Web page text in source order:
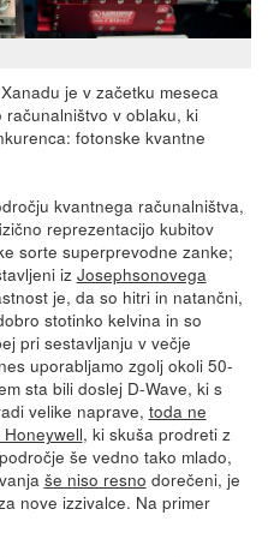
je v začetku meseca
v oblaku, ki
fotonske kvantne
kvantnega računalništva,
reprezentacijo kubitov
sorte superprevodne zanke;
iz Josephsonovega
je, da so hitri in natančni,
stotinko kelvina in so
pri sestavljanju v večje
uporabljamo zgolj okoli 50-
sta bili doslej D-Wave, ki s
velike naprave, toda ne
Honeywell, ki skuša prodreti z
še vedno tako mlado,
še niso resno dorečeni, je
nove izzivalce. Na primer